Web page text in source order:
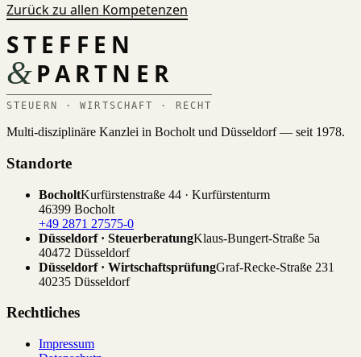
Zurück zu allen Kompetenzen
STEFFEN
&PARTNER
STEUERN · WIRTSCHAFT · RECHT
Multi-disziplinäre Kanzlei in Bocholt und Düsseldorf — seit 1978.
Standorte
BocholtKurfürstenstraße 44 · Kurfürstenturm
46399 Bocholt
+49 2871 27575-0
Düsseldorf · SteuerberatungKlaus-Bungert-Straße 5a
40472 Düsseldorf
Düsseldorf · WirtschaftsprüfungGraf-Recke-Straße 231
40235 Düsseldorf
Rechtliches
Impressum